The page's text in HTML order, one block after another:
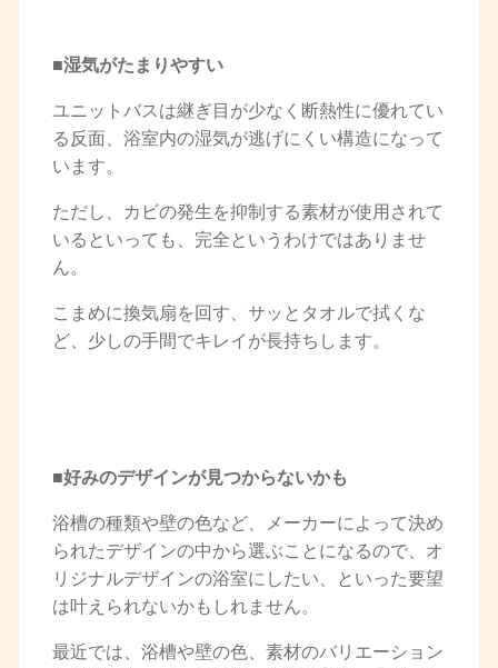
■湿気がたまりやすい
ユニットバスは継ぎ目が少なく断熱性に優れてい
る反面、浴室内の湿気が逃げにくい構造になって
います。
ただし、カビの発生を抑制する素材が使用されて
いるといっても、完全というわけではありませ
ん。
こまめに換気扇を回す、サッとタオルで拭くな
ど、少しの手間でキレイが長持ちします。
■好みのデザインが見つからないかも
浴槽の種類や壁の色など、メーカーによって決め
られたデザインの中から選ぶことになるので、オ
リジナルデザインの浴室にしたい、といった要望
は叶えられないかもしれません。
最近では、浴槽や壁の色、素材のバリエーション